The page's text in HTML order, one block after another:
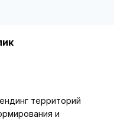
территорий
и